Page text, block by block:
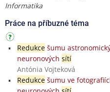
Informatika
Práce na příbuzné téma
Redukcešumu
neuronových sítí
Antónia Vojteková
Redukcešumu ve